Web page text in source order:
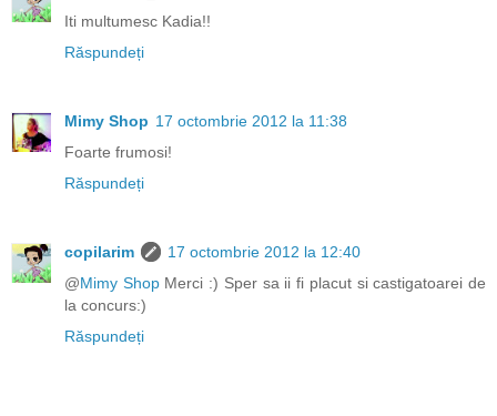
Iti multumesc Kadia!!
Răspundeți
Mimy Shop 17 octombrie 2012 la 11:38
Foarte frumosi!
Răspundeți
copilarim
17 octombrie 2012 la 12:40
@Mimy ShopMerci :) Sper sa ii fi placut si castigatoarei de
la concurs:)
Răspundeți